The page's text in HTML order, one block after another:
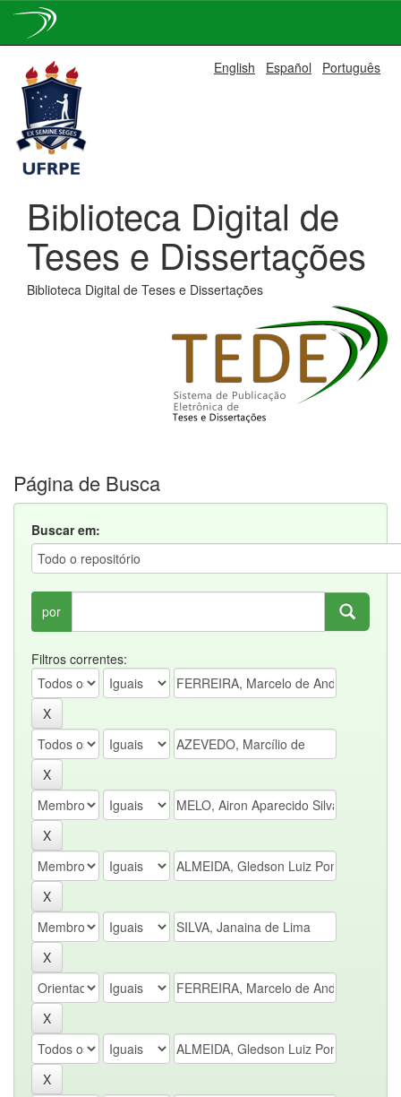
navigation
English Español Português
Biblioteca Digital de
Teses e Dissertações
Biblioteca Digital de Teses e Dissertações
Página de Busca
Buscar em:
por
Filtros correntes: